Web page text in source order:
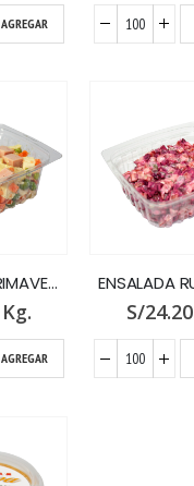
AGREGAR
ENSALADA PRIMAVERA x GR.
Kg.
AGREGAR
S/24.20